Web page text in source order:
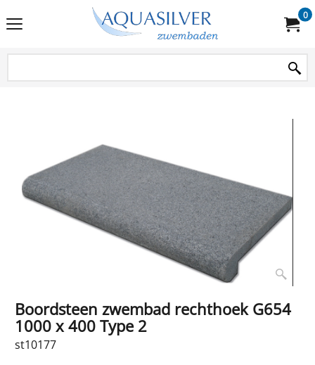
0
Boordsteen zwembad rechthoek G654
1000 x 400 Type 2
st10177